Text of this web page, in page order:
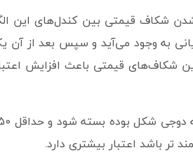
شدن شکاف قیمتی بین کندل‌های این
به وجود می‌آید و سپس بعد از آن
شکاف‌های قیمتی باعث افزایش
باشد اعتبار بیشتری دارد.